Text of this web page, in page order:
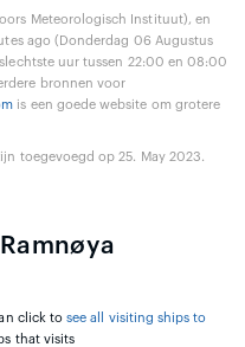
Meteorologisch Instituut), en
ago (Donderdag 06 Augustus
uur tussen 22:00 en 08:00
bronnen voor
is een goede website om grotere
toegevoegd op 25. May 2023.
click tosee all visiting ships to
that visits